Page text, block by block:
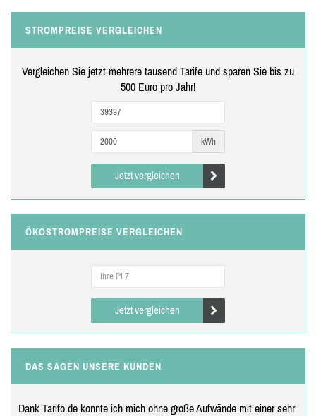
STROMPREISE VERGLEICHEN
Vergleichen Sie jetzt mehrere tausend Tarife und sparen Sie bis zu
500 Euro pro Jahr!
kWh
Jetzt vergleichen
ÖKOSTROMPREISE VERGLEICHEN
Jetzt vergleichen
DAS SAGEN UNSERE KUNDEN
Dank Tarifo.de konnte ich mich ohne große Aufwände mit einer sehr